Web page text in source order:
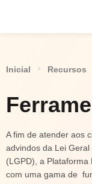
Inicial Recursos
A fim de atender aos
advindos da Lei
(LGPD), a
com uma gama de